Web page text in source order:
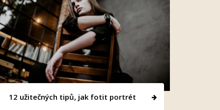
12 užitečných tipů, jak fotit portrét